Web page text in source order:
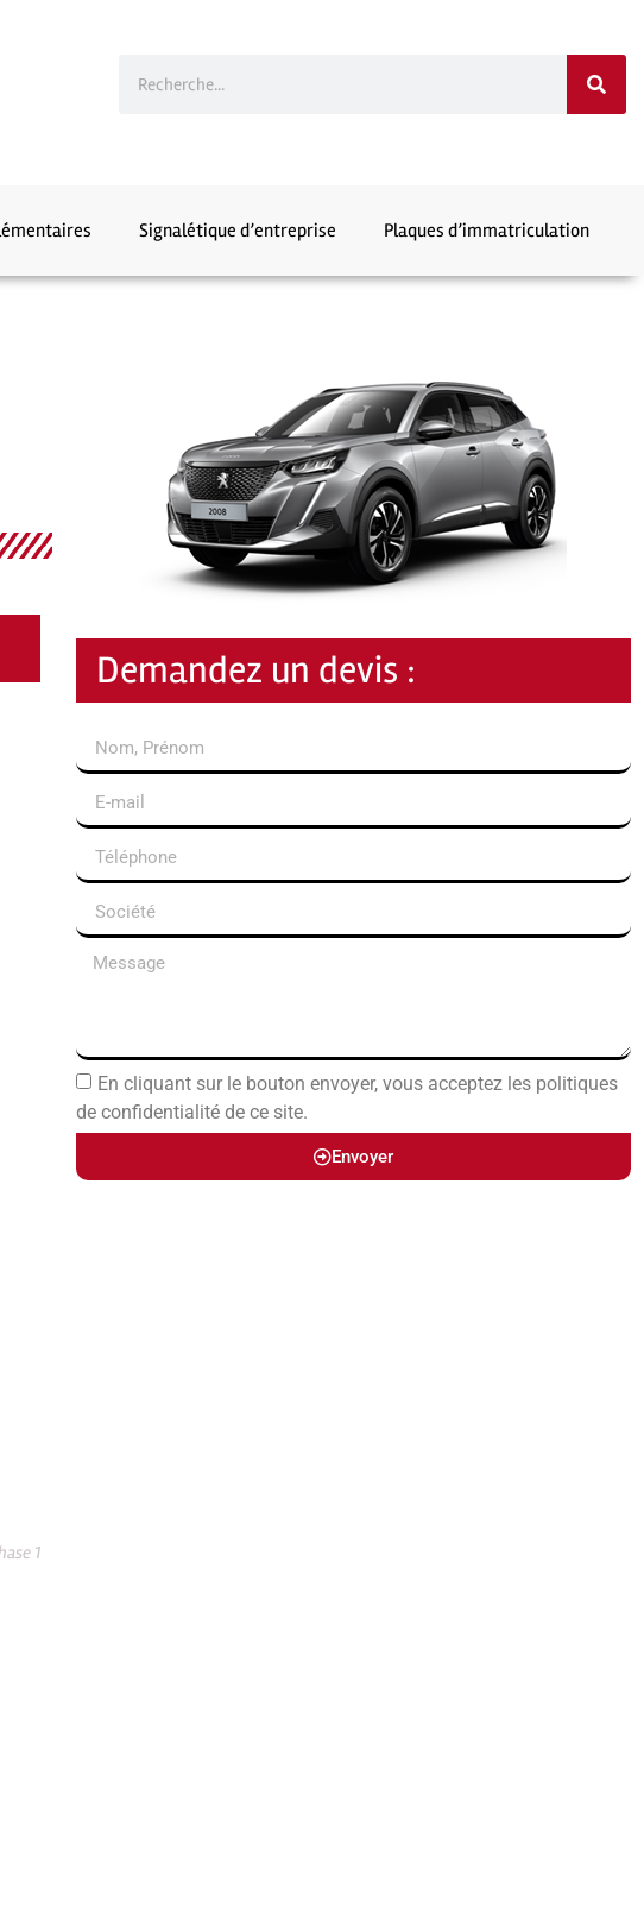
Signalétique d’entreprise Plaques d’immatriculation
1
Demandez un devis :
En cliquant sur le bouton envoyer, vous acceptez les politiques
de confidentialité de ce site.
Envoyer